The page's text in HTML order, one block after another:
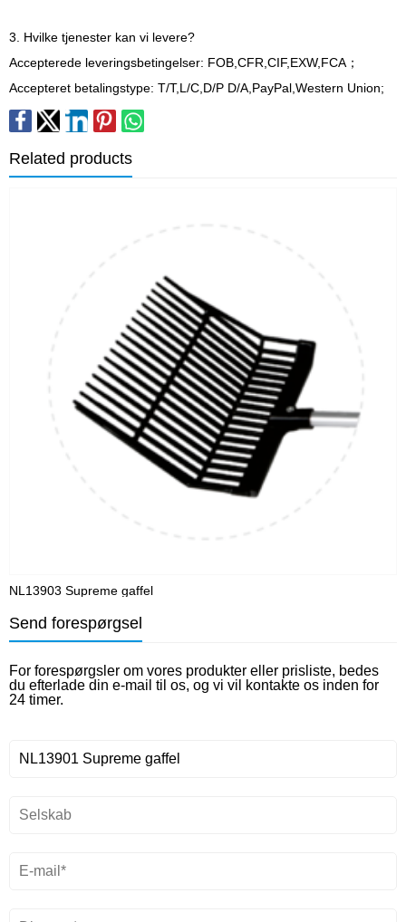
3. Hvilke tjenester kan vi levere?
Accepterede leveringsbetingelser: FOB,CFR,CIF,EXW,FCA；
Accepteret betalingstype: T/T,L/C,D/P D/A,PayPal,Western Union;
Related products
NL13903 Supreme gaffel
Send forespørgsel
For forespørgsler om vores produkter eller prisliste, bedes
du efterlade din e-mail til os, og vi vil kontakte os inden for
24 timer.